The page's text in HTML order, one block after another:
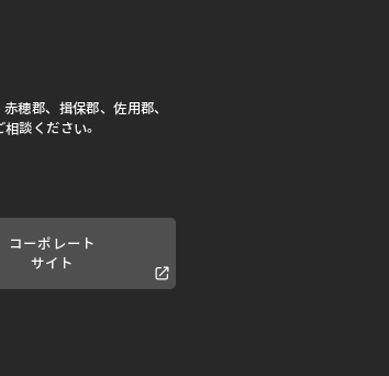
穂郡、揖保郡、佐用郡、
談ください。
コーポレート
サイト